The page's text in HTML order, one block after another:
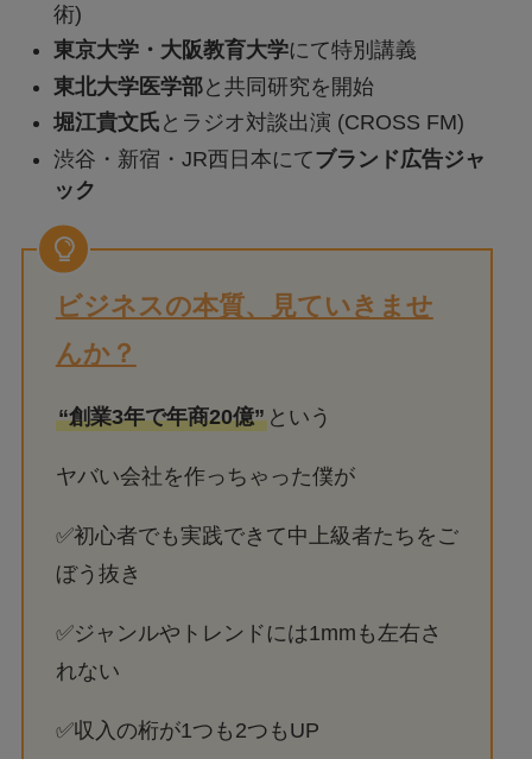
術)
東京大学・大阪教育大学にて特別講義
東北大学医学部と共同研究を開始
堀江貴文氏 とラジオ対談出演 (CROSS FM)
渋谷・新宿・JR西日本にてブランド広告ジャ
ック
ビジネスの本質、見ていきませ
んか？
“創業3年で年商20億”という
ヤバい会社を作っちゃった僕が
✅初心者でも実践できて中上級者たちをご
ぼう抜き
✅ジャンルやトレンドには1mmも左右さ
れない
✅収入の桁が1つも2つもUP